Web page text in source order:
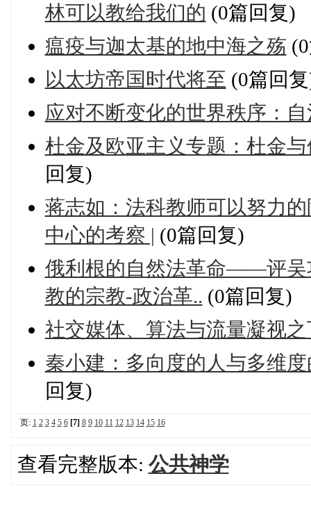
林可以教给我们的 (0篇回复)
瘟疫与迦太基的地中海之殇
以太坊帝国时代将至 (0篇回
应对不断变化的世界秩序：
杜金及欧亚主义专题：杜金
回复)
蒋志如：法科教师可以努力
中心的考察 | (0篇回复)
俄利根的自然法革命——评吴
教的宗教-政治革.. (0篇回复)
社交媒体、算法与流量凝视
秦小建：多向度的人与多维
回复)
页: 1 2 3 4 5 6 [7] 8 9 10 11 12 13 14 15 16
查看完整版本: 公共神学